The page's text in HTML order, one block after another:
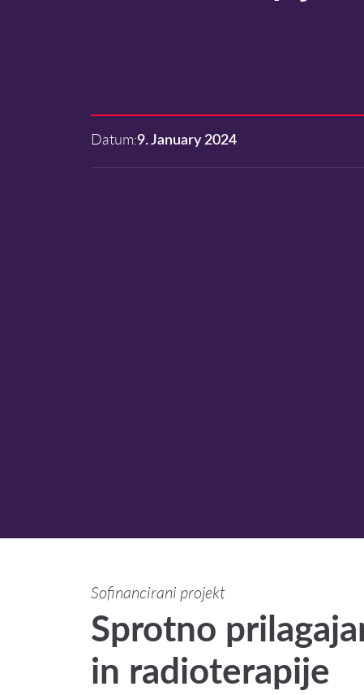
Datum:9. January 2024
Sofinancirani projekt
Sprotno
in radioterapije